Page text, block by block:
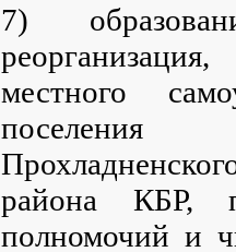
7)
местного
района КБР,
полномочий и